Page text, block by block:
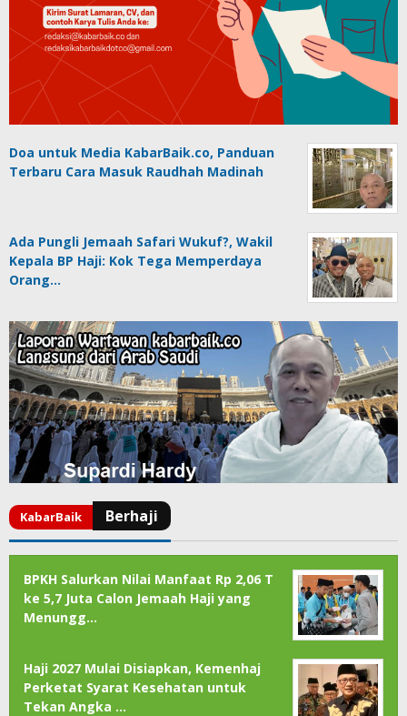
Doa untuk Media KabarBaik.co, Panduan
Terbaru Cara Masuk Raudhah Madinah
Ada Pungli Jemaah Safari Wukuf?, Wakil
Kepala BP Haji: Kok Tega Memperdaya
Orang…
BPKH Salurkan Nilai Manfaat Rp 2,06 T
ke 5,7 Juta Calon Jemaah Haji yang
Menungg…
Haji 2027 Mulai Disiapkan, Kemenhaj
Perketat Syarat Kesehatan untuk
Tekan Angka …